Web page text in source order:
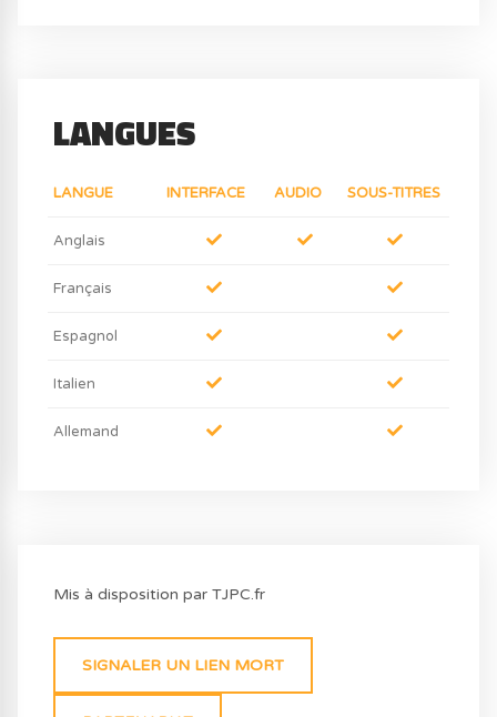
LANGUES
LANGUE INTERFACE AUDIO SOUS-TITRES
Anglais
Français
Espagnol
Italien
Allemand
Mis à disposition par TJPC.fr
SIGNALER UN LIEN MORT